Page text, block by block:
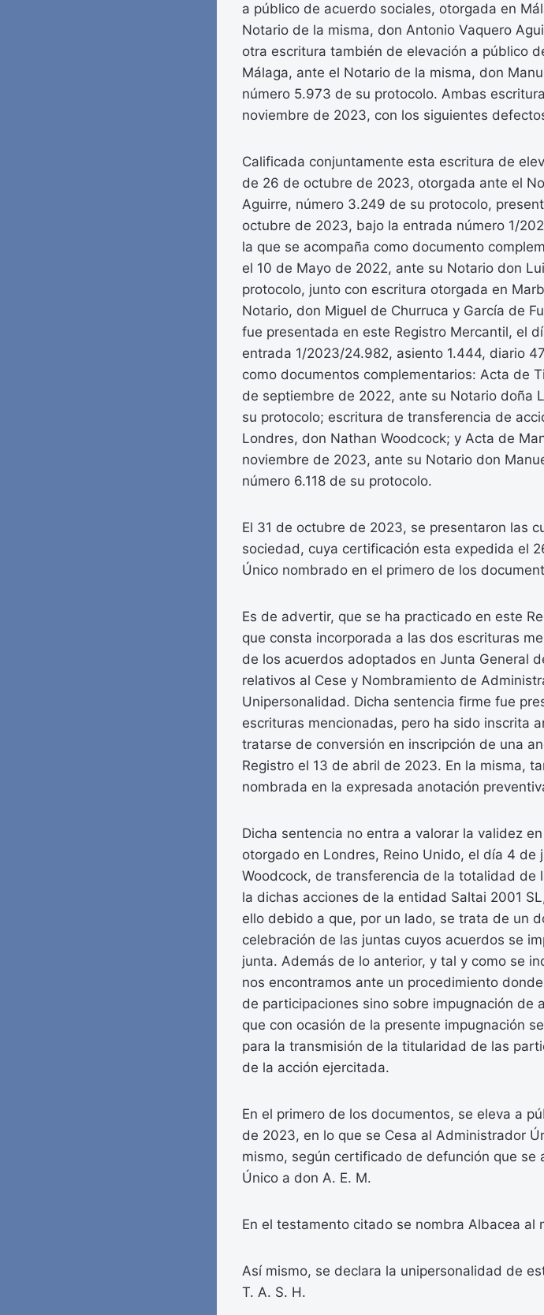
a público de acuerdo sociales, otorgada en
Notario de la misma, don Antonio Vaquero
otra escritura también de elevación a público
Málaga, ante el Notario de la misma, don
número 5.973 de su protocolo. Ambas
noviembre de 2023, con los siguientes
Calificada conjuntamente esta escritura de
de 26 de octubre de 2023, otorgada ante el
Aguirre, número 3.249 de su protocolo,
octubre de 2023, bajo la entrada número 1/
la que se acompaña como documento
el 10 de Mayo de 2022, ante su Notario don
protocolo, junto con escritura otorgada en
Notario, don Miguel de Churruca y García de
fue presentada en este Registro Mercantil, el
entrada 1/2023/24.982, asiento 1.444, diario
como documentos complementarios: Acta de
de septiembre de 2022, ante su Notario doña
su protocolo; escritura de transferencia de
Londres, don Nathan Woodcock; y Acta de
noviembre de 2023, ante su Notario don
número 6.118 de su protocolo.
El 31 de octubre de 2023, se presentaron las
sociedad, cuya certificación esta expedida el
Único nombrado en el primero de los
Es de advertir, que se ha practicado en este
que consta incorporada a las dos escrituras
de los acuerdos adoptados en Junta General
relativos al Cese y Nombramiento de
Unipersonalidad. Dicha sentencia firme fue
escrituras mencionadas, pero ha sido inscrita
tratarse de conversión en inscripción de una
Registro el 13 de abril de 2023. En la misma,
nombrada en la expresada anotación
Dicha sentencia no entra a valorar la validez
otorgado en Londres, Reino Unido, el día 4
Woodcock, de transferencia de la totalidad de
la dichas acciones de la entidad Saltai 2001
ello debido a que, por un lado, se trata de un
celebración de las juntas cuyos acuerdos se
junta. Además de lo anterior, y tal y como se
nos encontramos ante un procedimiento
de participaciones sino sobre impugnación de
que con ocasión de la presente impugnación
para la transmisión de la titularidad de las
de la acción ejercitada.
En el primero de los documentos, se eleva a
de 2023, en lo que se Cesa al Administrador
mismo, según certificado de defunción que
Único a don A. E. M.
En el testamento citado se nombra Albacea al
Así mismo, se declara la unipersonalidad de
T. A. S. H.